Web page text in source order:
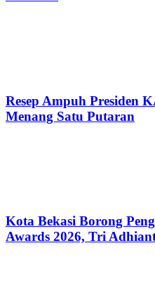
Resep Ampuh Presiden
Menang Satu Putaran
Kota Bekasi Borong
Awards 2026, Tri